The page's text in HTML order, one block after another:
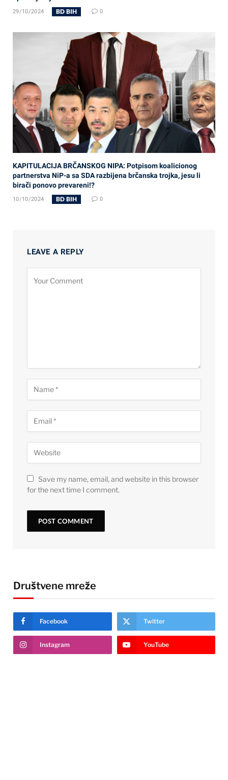
29/10/2024 BD BIH 0
KAPITULACIJA BRČANSKOG NIPA: Potpisom koalicionog
partnerstva NiP-a sa SDA razbijena brčanska trojka, jesu li
birači ponovo prevareni!?
10/10/2024 BD BIH 0
LEAVE A REPLY
Save my name, email, and website in this browser
for the next time I comment.
Društvene mreže
Facebook Twitter
Instagram YouTube